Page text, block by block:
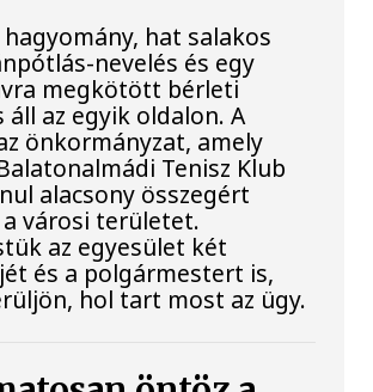
hagyomány, hat salakos
nevelés és egy
megkötött bérleti
áll az egyik oldalon. A
önkormányzat, amely
Tenisz Klub
alacsony összegért
a városi területet.
az egyesület két
és a polgármestert is,
hol tart most az ügy.